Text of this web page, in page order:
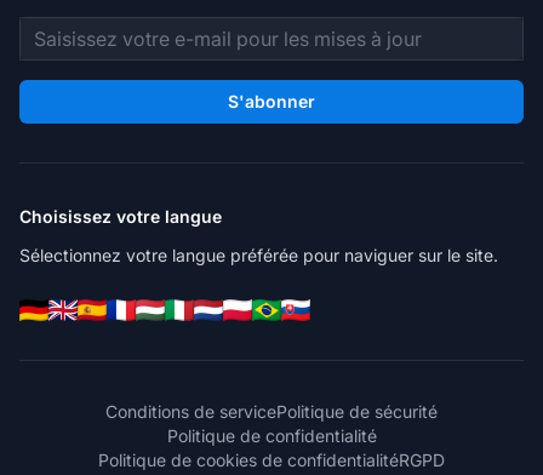
Adresse e-mail
S'abonner
Choisissez votre langue
Sélectionnez votre langue préférée pour naviguer sur le site.
Conditions de servicePolitique de sécurité
Politique de confidentialité
Politique de cookies de confidentialitéRGPD